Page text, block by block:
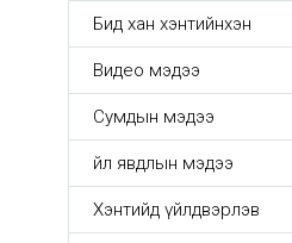
Бид хан хэнтийнхэн
Видео мэдээ
Сумдын мэдээ
Үйл явдлын мэдээ
Хэнтийд үйлдвэрлэв